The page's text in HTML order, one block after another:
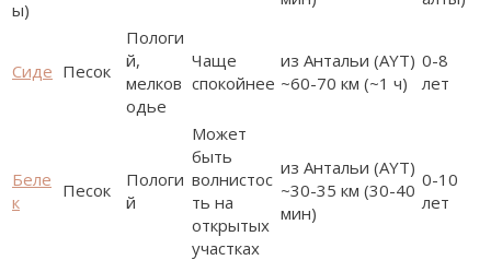
ы)
Сиде Песок
Пологи
й,
мелков
одье
Чаще
спокойнее
из Антальи (AYT)
~60-70 км (~1 ч)
0-8
лет
Беле
к
Песок
Пологи
й
Может
быть
волнистос
ть на
открытых
участках
из Антальи (AYT)
~30-35 км (30-40
мин)
0-10
лет